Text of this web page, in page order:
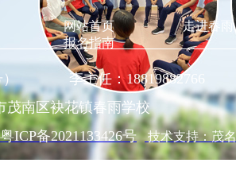
网站首页 走进春雨
报名指南
号） 李主任：18819882766
茂南区袂花镇春雨学校
粤ICP备2021133426号
技术支持：茂